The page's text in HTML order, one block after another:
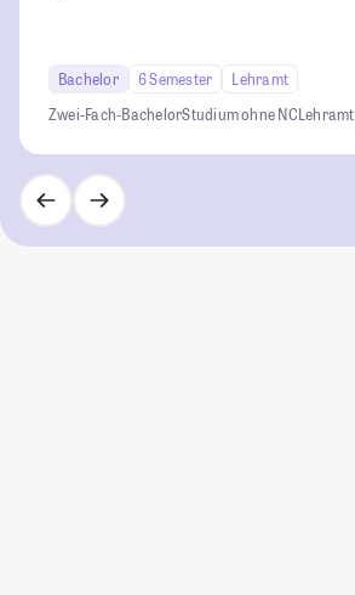
Bachelor 6 Semester
Lehramt
Zwei-Fach-BachelorStudium ohne NCLehramt